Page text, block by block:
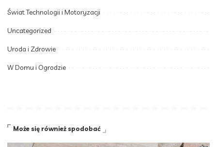
Świat Technologii i Motoryzacji
Uncategorized
Uroda i Zdrowie
W Domu i Ogrodzie
Może się również spodobać